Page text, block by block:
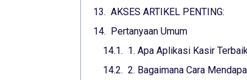
AKSES ARTIKEL PENTING:
Pertanyaan Umum
1. Apa Aplikasi Kasir
2. Bagaimana Cara